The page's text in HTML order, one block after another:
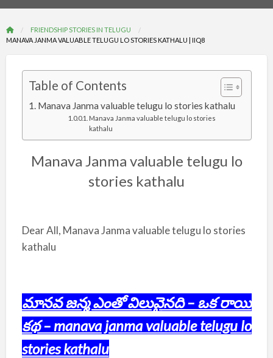
FRIENDSHIP STORIES IN TELUGU
MANAVA JANMA VALUABLE TELUGU LO STORIES KATHALU | IIQ8
Table of Contents
Manava Janma valuable telugu lo stories kathalu
Manava Janma valuable telugu lo stories
kathalu
Manava Janma valuable telugu lo
stories kathalu
Dear All, Manava Janma valuable telugu lo stories
kathalu
మానవ జన్మ ఎంతో విలువైనది – ఒక రాయి
కథ – manava janma valuable telugu lo
stories kathalu